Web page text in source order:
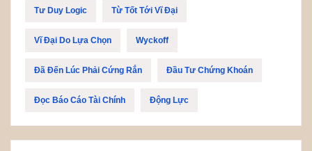
Tư Duy Logic Từ Tốt Tới Vĩ Đại
Vĩ Đại Do Lựa Chọn Wyckoff
Đã Đến Lúc Phải Cứng Rắn Đầu Tư Chứng Khoán
Đọc Báo Cáo Tài Chính Động Lực